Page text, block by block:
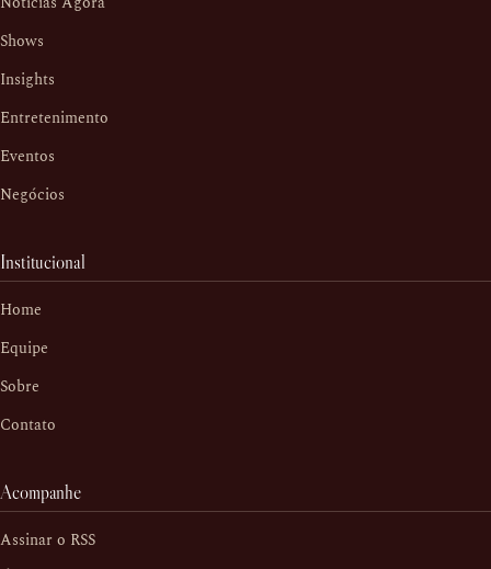
Shows
Insights
Entretenimento
Eventos
Negócios
Institucional
Home
Equipe
Sobre
Contato
Acompanhe
Assinar o RSS